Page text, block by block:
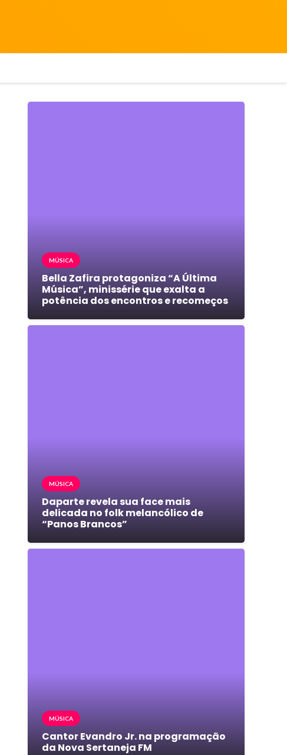
MÚSICA
Bella Zafira protagoniza “A Última
Música”, minissérie que exalta a
potência dos encontros e recomeços
MÚSICA
Daparte revela sua face mais
delicada no folk melancólico de
“Panos Brancos”
MÚSICA
Cantor Evandro Jr. na programação
da Nova Sertaneja FM